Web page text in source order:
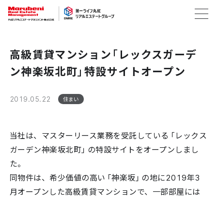
高級賃貸マンション「レックスガーデ
ン神楽坂北町」特設サイトオープン
2019.05.22 住まい
当社は、マスターリース業務を受託している「レックス
ガーデン神楽坂北町」の特設サイトをオープンしまし
た。
同物件は、希少価値の高い「神楽坂」の地に2019年3
月オープンした高級賃貸マンションで、一部部屋には